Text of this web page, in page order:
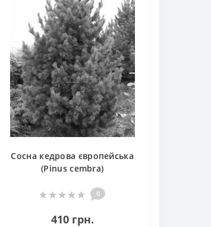
Сосна кедрова європейська
(Pinus cembra)
0
410 грн.